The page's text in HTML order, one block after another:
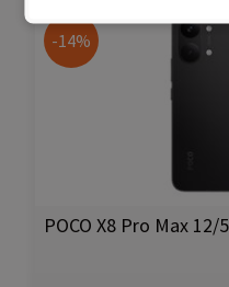
-14%
POCO X8 Pro Max